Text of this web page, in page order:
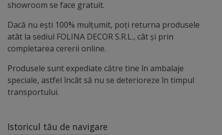
showroom se face gratuit.
Dacă nu ești 100% mulțumit, poți returna produsele
atât la sediul FOLINA DECOR S.R.L., cât și prin
completarea cererii online.
Produsele sunt expediate către tine în ambalaje
speciale, astfel încât să nu se deterioreze în timpul
transportului.
Istoricul tău de navigare